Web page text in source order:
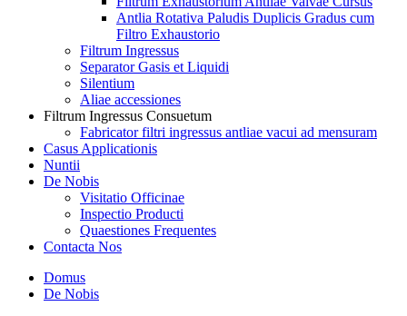
Antlia Rotativa Paludis Duplicis Gradus cum
Filtro Exhaustorio
Filtrum Ingressus
Separator Gasis et Liquidi
Silentium
Aliae accessiones
Filtrum Ingressus Consuetum
Fabricator filtri ingressus antliae vacui ad mensuram
Casus Applicationis
Nuntii
De Nobis
Visitatio Officinae
Inspectio Producti
Quaestiones Frequentes
Contacta Nos
Domus
De Nobis